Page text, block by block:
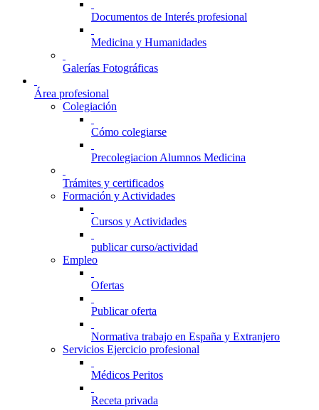
Documentos de Interés profesional
Medicina y Humanidades
Galerías Fotográficas
Área profesional
Colegiación
Cómo colegiarse
Precolegiacion Alumnos Medicina
Trámites y certificados
Formación y Actividades
Cursos y Actividades
publicar curso/actividad
Empleo
Ofertas
Publicar oferta
Normativa trabajo en España y Extranjero
Servicios Ejercicio profesional
Médicos Peritos
Receta privada